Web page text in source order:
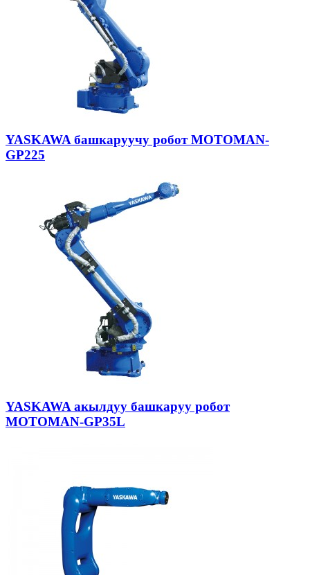
YASKAWA башкаруучу робот MOTOMAN-
GP225
YASKAWA акылдуу башкаруу робот
MOTOMAN-GP35L